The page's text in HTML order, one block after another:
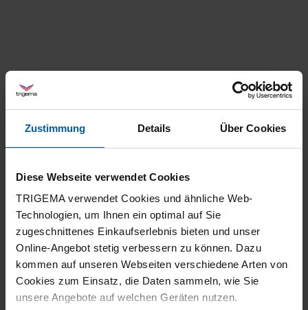
Zustimmung Details Über Cookies
Diese Webseite verwendet Cookies
TRIGEMA verwendet Cookies und ähnliche Web-
Technologien, um Ihnen ein optimal auf Sie
zugeschnittenes Einkaufserlebnis bieten und unser
Online-Angebot stetig verbessern zu können. Dazu
kommen auf unseren Webseiten verschiedene Arten von
Cookies zum Einsatz, die Daten sammeln, wie Sie
unsere Angebote auf welchen Geräten nutzen.
climate-neutral
shipping
Family business
14 day return policy
100% Made in